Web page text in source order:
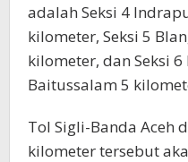
adalah Seksi 4
kilometer, Seksi 5
kilometer, dan Seksi
Baitussalam 5
Tol Sigli-Banda Aceh
kilometer tersebut